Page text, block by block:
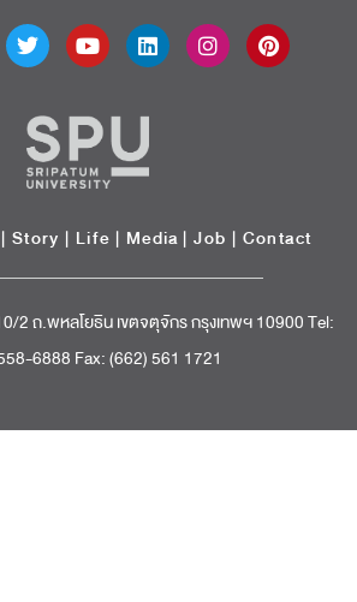
| Story | Life | Media |Job | Contact
2 ถ.พหลโยธิน เขตจตุจักร กรุงเทพฯ 10900 Tel:
6888 Fax: (662) 561 1721